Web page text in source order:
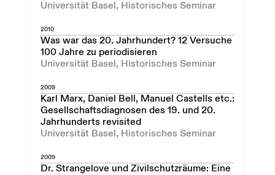
Universität Basel, Historisches Seminar
2010
Was war das 20. Jahrhundert? 12 Versuche
100 Jahre zu periodisieren
Universität Basel, Historisches Seminar
2009
Karl Marx, Daniel Bell, Manuel Castells etc.:
Gesellschaftsdiagnosen des 19. und 20.
Jahrhunderts revisited
Universität Basel, Historisches Seminar
2009
Dr. Strangelove und Zivilschutzräume: Eine